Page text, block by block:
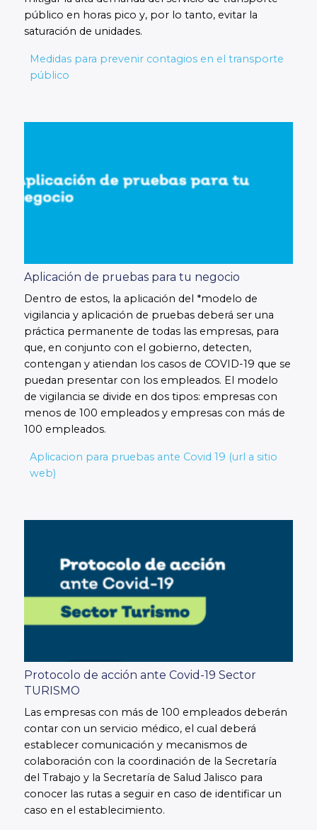
público en horas pico y, por lo tanto, evitar la
saturación de unidades.
Medidas para prevenir contagios en el transporte
público
Aplicación de pruebas para tu negocio
Dentro de estos, la aplicación del *modelo de
vigilancia y aplicación de pruebas deberá ser una
práctica permanente de todas las empresas, para
que, en conjunto con el gobierno, detecten,
contengan y atiendan los casos de COVID-19 que se
puedan presentar con los empleados. El modelo
de vigilancia se divide en dos tipos: empresas con
menos de 100 empleados y empresas con más de
100 empleados.
Aplicacion para pruebas ante Covid 19 (url a sitio
web)
Protocolo de acción ante Covid-19 Sector
TURISMO
Las empresas con más de 100 empleados deberán
contar con un servicio médico, el cual deberá
establecer comunicación y mecanismos de
colaboración con la coordinación de la Secretaría
del Trabajo y la Secretaría de Salud Jalisco para
conocer las rutas a seguir en caso de identificar un
caso en el establecimiento.